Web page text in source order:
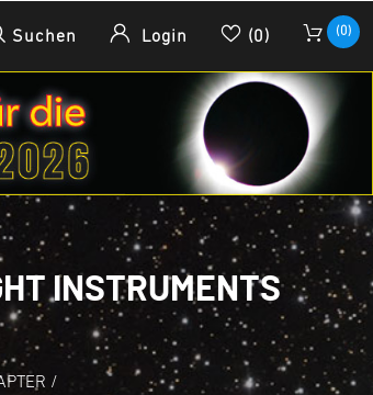
Suchen Login (0) (0)
INSTRUMENTS
/